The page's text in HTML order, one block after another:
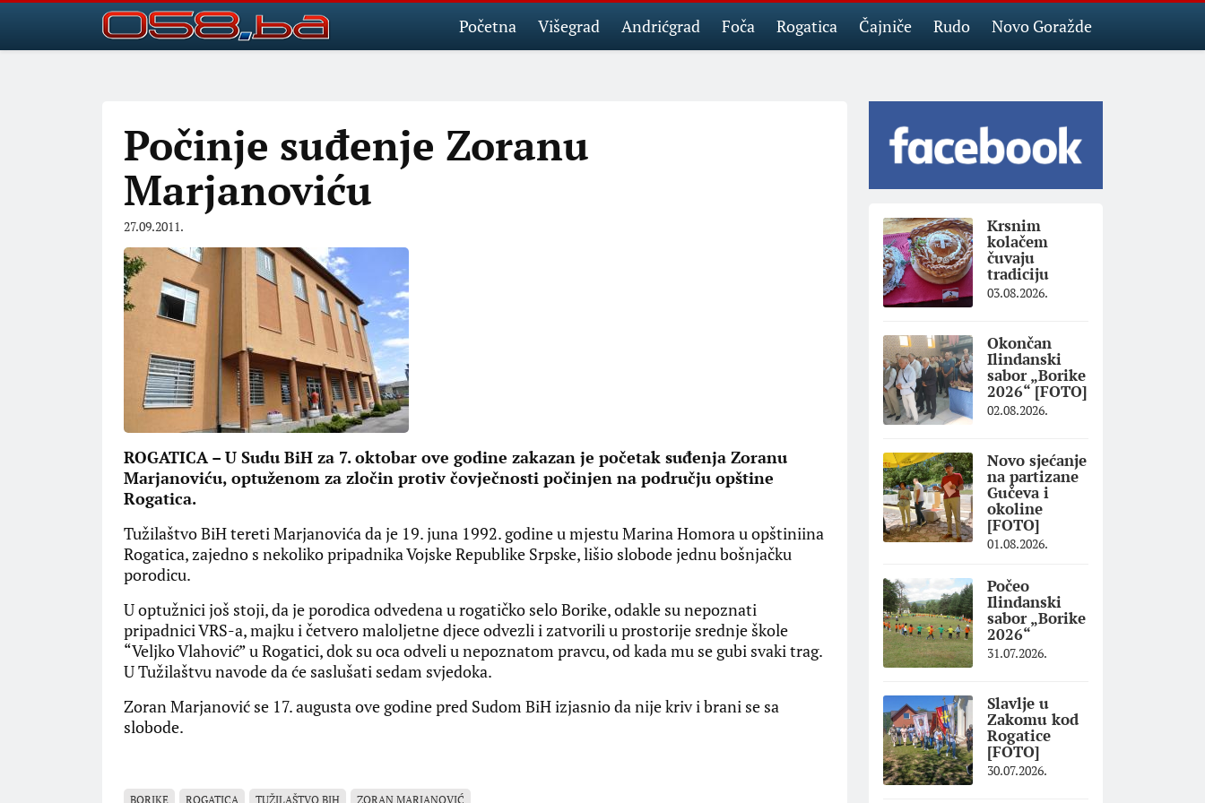
Početna Višegrad Andrićgrad Foča Rogatica Čajniče Rudo Novo Goražde
Počinje suđenje Zoranu
Marjanoviću
27.09.2011.
ROGATICA – U Sudu BiH za 7. oktobar ove godine zakazan je početak suđenja Zoranu
Marjanoviću, optuženom za zločin protiv čovječnosti počinjen na području opštine
Rogatica.
Tužilaštvo BiH tereti Marjanovića da je 19. juna 1992. godine u mjestu Marina Homora u opštiniina
Rogatica, zajedno s nekoliko pripadnika Vojske Republike Srpske, lišio slobode jednu bošnjačku
porodicu.
U optužnici još stoji, da je porodica odvedena u rogatičko selo Borike, odakle su nepoznati
pripadnici VRS-a, majku i četvero maloljetne djece odvezli i zatvorili u prostorije srednje škole
“Veljko Vlahović” u Rogatici, dok su oca odveli u nepoznatom pravcu, od kada mu se gubi svaki trag.
U Tužilaštvu navode da će saslušati sedam svjedoka.
Zoran Marjanović se 17. augusta ove godine pred Sudom BiH izjasnio da nije kriv i brani se sa
slobode.
BORIKE ROGATICA TUŽILAŠTVO BIH ZORAN MARJANOVIĆ
Krsnim
kolačem
čuvaju
tradiciju
03.08.2026.
Okončan
Ilindanski
sabor „Borike
2026“ [FOTO]
02.08.2026.
Novo sjećanje
na partizane
Gučeva i
okoline
[FOTO]
01.08.2026.
Počeo
Ilindanski
sabor „Borike
2026“
31.07.2026.
Slavlje u
Zakomu kod
Rogatice
[FOTO]
30.07.2026.